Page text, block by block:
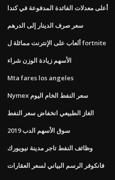
أعلى معدلات الفائدة المدفوعة في كندا
سعر صرف الدينار إلى الدرهم
ألعاب على الإنترنت مماثلة ل fortnite
الأسهم زيادة الوزن شراء
Mta fares los angeles
Nymex سعر النفط الخام اليوم
الغاز الطبيعي انخفاض سعر النفط
سوق الأسهم الدب 2019
وظائف النفط تاجر مدينة نيويورك
فانكوفر الرسم البياني لسعر العقارات